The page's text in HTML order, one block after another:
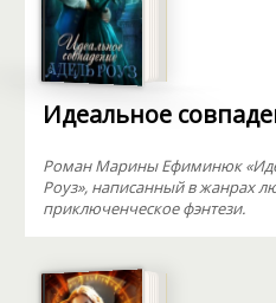
Идеальное
Роман Марины Ефиминюк
Роуз», написанный в жанрах
приключенческое фэнтези.